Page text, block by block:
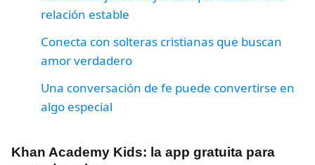
relación estable
Conecta con solteras cristianas que buscan
amor verdadero
Una conversación de fe puede convertirse en
algo especial
Khan Academy Kids: la app gratuita para